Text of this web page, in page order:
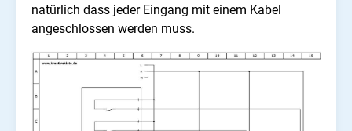
natürlich dass jeder Eingang mit einem Kabel
angeschlossen werden muss.